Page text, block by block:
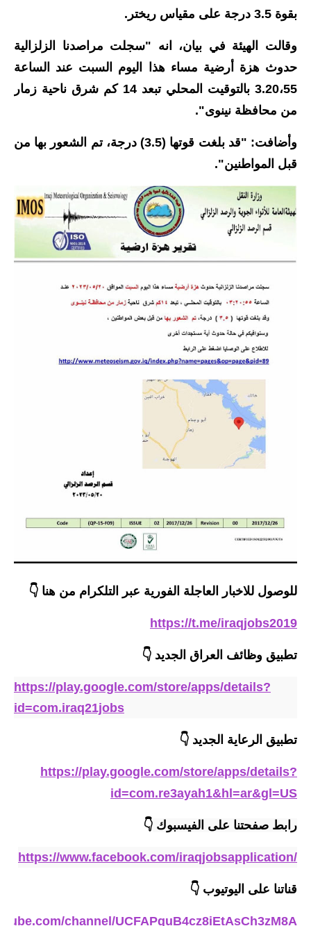
الاخبار الاقتصادية
الاخبار الرياضية
المدارس
نتائج الامتحانات
المرحلة المتوسطة
المرحلة الاعدادية
المرحلة الابتدائية
المرحلة الاعدادية
المرحلة الاعدادية
كتب مدرسية
المرحلة الابتدائية
المرحلة المتوسطة
المرحلة الابتدائية
المرحلة المتوسطة
دروس
بقوة 3.5 درجة على مقياس ريختر.
وقالت الهيئة في بيان، انه "سجلت مراصدنا الزلزالية
حدوث هزة أرضية مساء هذا اليوم السبت عند الساعة
3.20،55 بالتوقيت المحلي تبعد 14 كم شرق ناحية زمار
من محافظة نينوى".
وأضافت: "قد بلغت قوتها (3.5) درجة، تم الشعور بها من
قبل المواطنين".
للوصول للاخبار العاجلة الفورية عبر التلكرام من هنا 👇
https://t.me/iraqjobs2019
تطبيق وظائف العراق الجديد 👇
https://play.google.com/store/apps/details?
id=com.iraq21jobs
تطبيق الرعاية الجديد 👇
https://play.google.com/store/apps/details?
id=com.re3ayah1&hl=ar&gl=US
رابط صفحتنا على الفيسبوك 👇
https://www.facebook.com/iraqjobsapplication/
قناتنا على اليوتيوب 👇
channel/UCFAPquB4cz8iEtAsCh3zM8A